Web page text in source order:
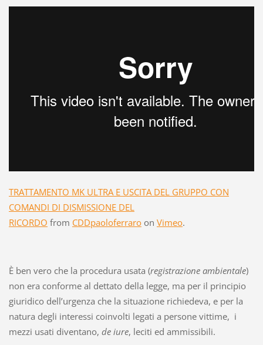
TRATTAMENTO MK ULTRA E USCITA DEL GRUPPO CON
COMANDI DI DISMISSIONE DEL
RICORDO from CDDpaoloferraroon Vimeo.
È ben vero che la procedura usata (registrazione ambientale)
non era conforme al dettato della legge, ma per il principio
giuridico dell’urgenza che la situazione richiedeva, e per la
natura degli interessi coinvolti legati a persone vittime, i
mezzi usati diventano, de iure, leciti ed ammissibili.